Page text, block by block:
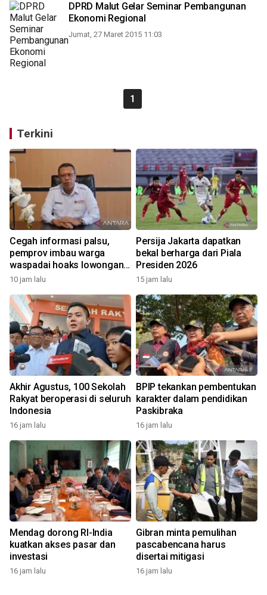
DPRD Malut Gelar Seminar Pembangunan
Ekonomi Regional
Jumat, 27 Maret 2015 11:03
1
Terkini
Cegah informasi palsu,
pemprov imbau warga
waspadai hoaks lowongan
kerja Blok Masela
10 jam lalu
Persija Jakarta dapatkan
bekal berharga dari Piala
Presiden 2026
15 jam lalu
Akhir Agustus, 100 Sekolah
Rakyat beroperasi di seluruh
Indonesia
16 jam lalu
BPIP tekankan pembentukan
karakter dalam pendidikan
Paskibraka
16 jam lalu
Mendag dorong RI-India
kuatkan akses pasar dan
investasi
16 jam lalu
Gibran minta pemulihan
pascabencana harus
disertai mitigasi
16 jam lalu